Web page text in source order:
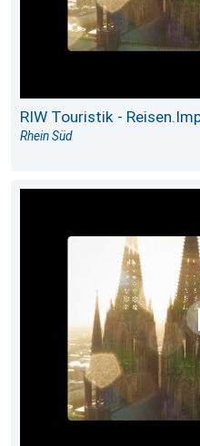
RIW Touristik -
Rhein Süd